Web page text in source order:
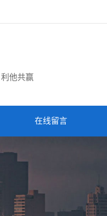
他共赢
在线留言